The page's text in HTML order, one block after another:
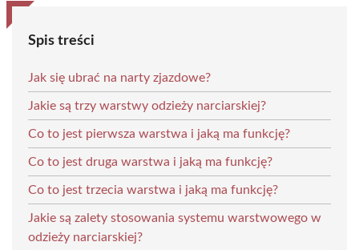
Spis treści
Jak się ubrać na narty zjazdowe?
Jakie są trzy warstwy odzieży narciarskiej?
Co to jest pierwsza warstwa i jaką ma funkcję?
Co to jest druga warstwa i jaką ma funkcję?
Co to jest trzecia warstwa i jaką ma funkcję?
Jakie są zalety stosowania systemu warstwowego w
odzieży narciarskiej?